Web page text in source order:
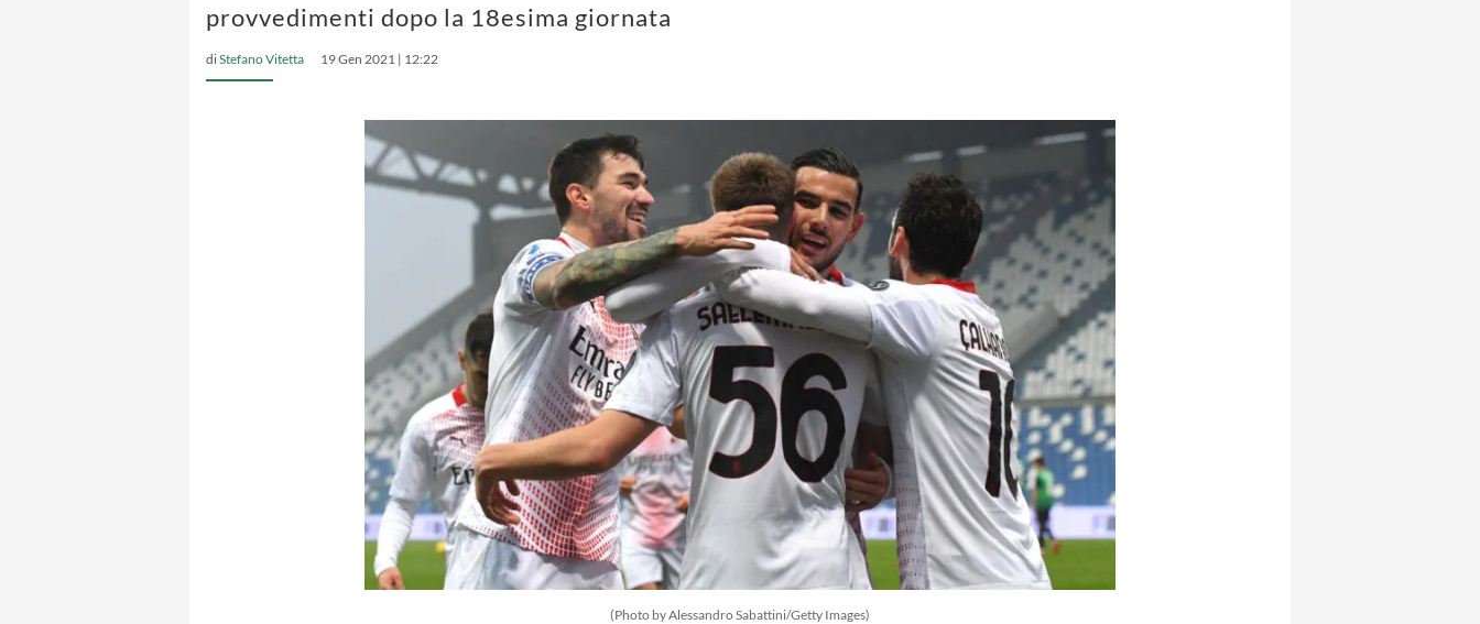
provvedimenti dopo la 18esima giornata
diStefano Vitetta 19 Gen 2021 | 12:22
(Photo by Alessandro Sabattini/Getty Images)